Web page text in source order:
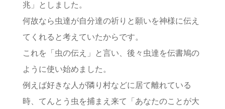
兆」としました。
何故なら虫達が自分達の祈りと願いを神様に伝え
てくれると考えていたからです。
これを「虫の伝え」と言い、後々虫達を伝書鳩の
ように使い始めました。
例えば好きな人が隣り村などに居て離れている
時、てんとう虫を捕まえ来て「あなたのことが大